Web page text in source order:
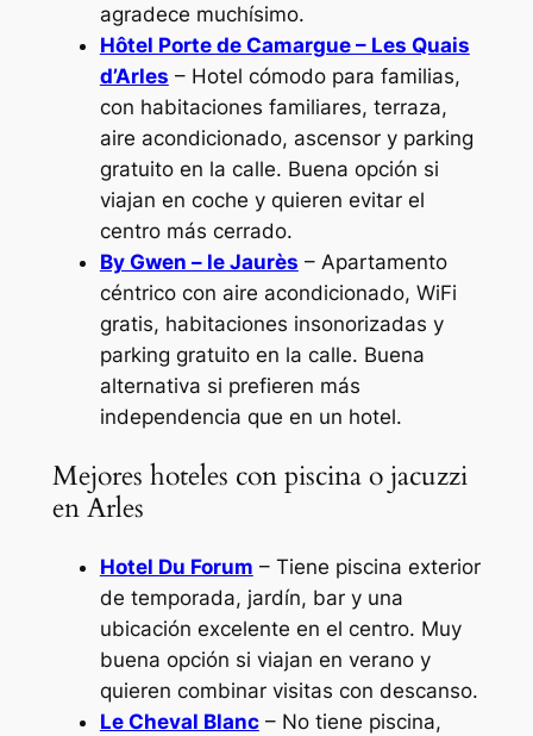
agradece muchísimo.
Hôtel Porte de Camargue – Les Quais
d’Arles – Hotel cómodo para familias,
con habitaciones familiares, terraza,
aire acondicionado, ascensor y parking
gratuito en la calle. Buena opción si
viajan en coche y quieren evitar el
centro más cerrado.
By Gwen – le Jaurès – Apartamento
céntrico con aire acondicionado, WiFi
gratis, habitaciones insonorizadas y
parking gratuito en la calle. Buena
alternativa si prefieren más
independencia que en un hotel.
Mejores hoteles con piscina o jacuzzi
en Arles
Hotel Du Forum – Tiene piscina exterior
de temporada, jardín, bar y una
ubicación excelente en el centro. Muy
buena opción si viajan en verano y
quieren combinar visitas con descanso.
Le Cheval Blanc– No tiene piscina,